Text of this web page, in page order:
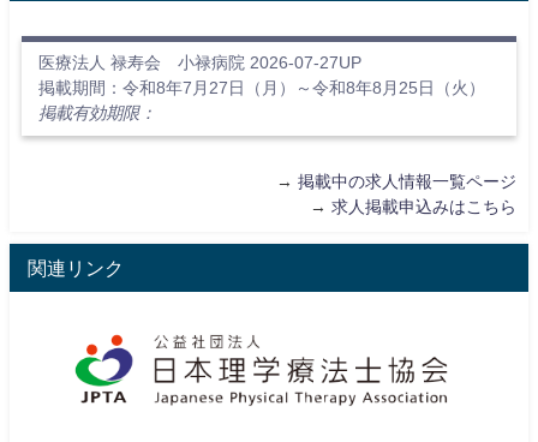
医療法人 禄寿会 小禄病院 2026-07-27UP
掲載期間：令和8年7月27日（月）～令和8年8月25日（火）
掲載有効期限：
→ 掲載中の求人情報一覧ページ
→ 求人掲載申込みはこちら
関連リンク